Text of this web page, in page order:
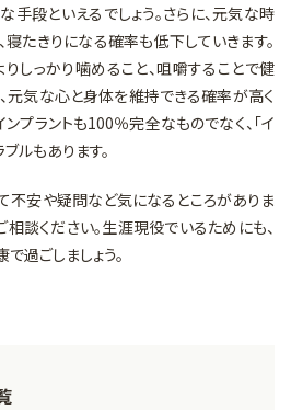
段といえるでしょう。さらに、元気な時
寝たきりになる確率も低下していきます。
りしっかり噛めること、咀嚼することで健
元気な心と身体を維持できる確率が高く
ンプラントも100％完全なものでなく、「イ
ルもあります。
不安や疑問など気になるところがありま
相談ください。生涯現役でいるためにも、
過ごしましょう。